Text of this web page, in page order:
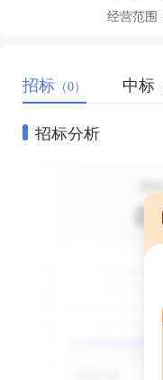
经营范围
招标 （0） 中标
招标分析